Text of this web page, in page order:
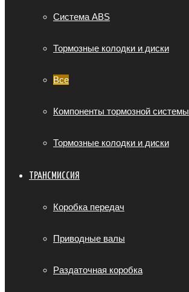
Система ABS
Тормозные колодки и диски
Все
Компоненты тормозной системы
Тормозные колодки и диски
ТРАНСМИССИЯ
Коробка передач
Приводные валы
Раздаточная коробка